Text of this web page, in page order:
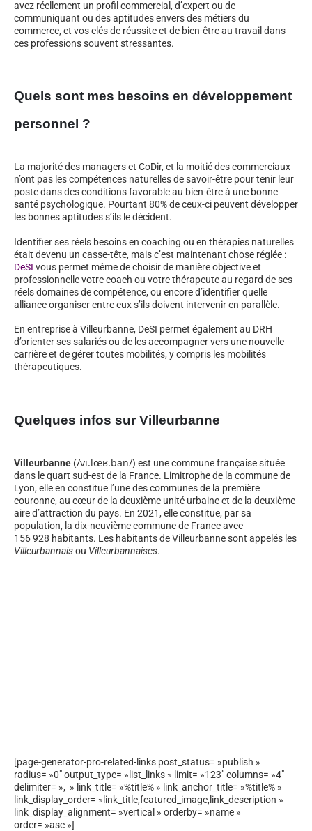
avez réellement un profil commercial, d’expert ou de
communiquant ou des aptitudes envers des métiers du
commerce, et vos clés de réussite et de bien-être au travail dans
ces professions souvent stressantes.
Quels sont mes besoins en développement
personnel ?
La majorité des managers et CoDir, et la moitié des commerciaux
n’ont pas les compétences naturelles de savoir-être pour tenir leur
poste dans des conditions favorable au bien-être à une bonne
santé psychologique. Pourtant 80% de ceux-ci peuvent développer
les bonnes aptitudes s’ils le décident.
Identifier ses réels besoins en coaching ou en thérapies naturelles
était devenu un casse-tête, mais c’est maintenant chose réglée :
DeSI vous permet même de choisir de manière objective et
professionnelle votre coach ou votre thérapeute au regard de ses
réels domaines de compétence, ou encore d’identifier quelle
alliance organiser entre eux s’ils doivent intervenir en parallèle.
En entreprise à Villeurbanne, DeSI permet également au DRH
d’orienter ses salariés ou de les accompagner vers une nouvelle
carrière et de gérer toutes mobilités, y compris les mobilités
thérapeutiques.
Quelques infos sur Villeurbanne
Villeurbanne (/vi.lœʁ.ban/) est une commune française située
dans le quart sud-est de la France. Limitrophe de la commune de
Lyon, elle en constitue l’une des communes de la première
couronne, au cœur de la deuxième unité urbaine et de la deuxième
aire d’attraction du pays. En 2021, elle constitue, par sa
population, la dix-neuvième commune de France avec
156 928 habitants. Les habitants de Villeurbanne sont appelés les
Villeurbannaisou Villeurbannaises.
[page-generator-pro-related-links post_status= »publish »
radius= »0″ output_type= »list_links » limit= »123″ columns= »4″
delimiter= », » link_title= »%title% » link_anchor_title= »%title% »
link_display_order= »link_title,featured_image,link_description »
link_display_alignment= »vertical » orderby= »name »
order= »asc »]